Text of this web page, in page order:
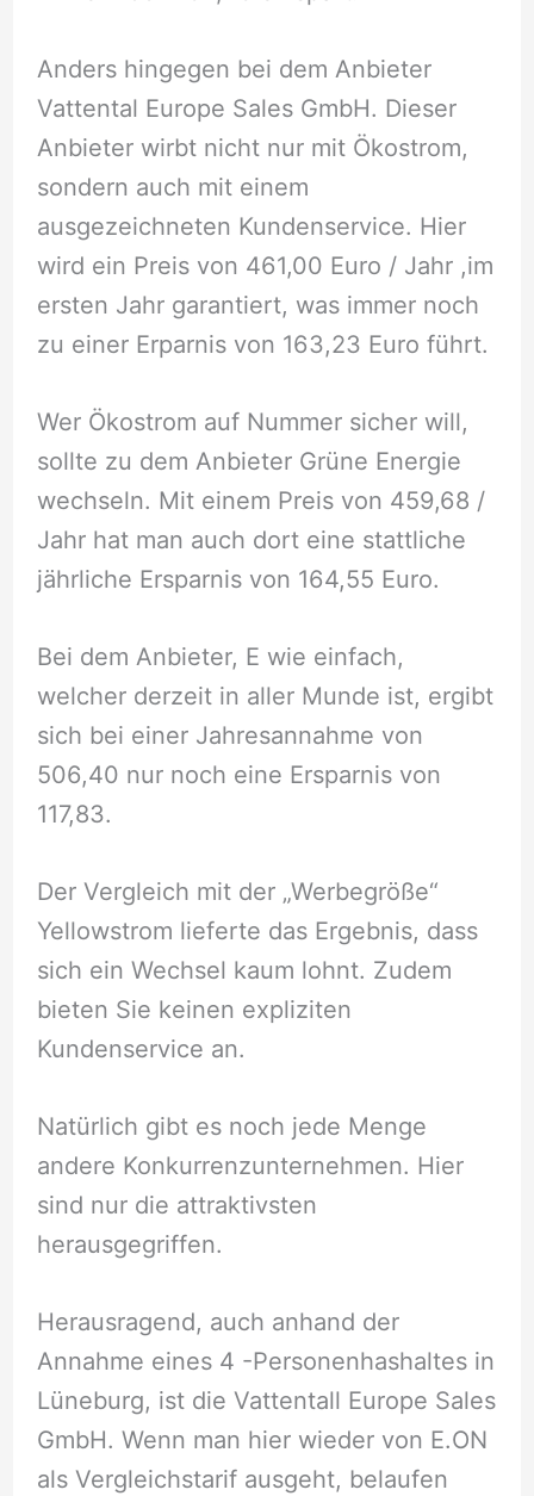
Anders hingegen bei dem Anbieter
Vattental Europe Sales GmbH. Dieser
Anbieter wirbt nicht nur mit Ökostrom,
sondern auch mit einem
ausgezeichneten Kundenservice. Hier
wird ein Preis von 461,00 Euro / Jahr ,im
ersten Jahr garantiert, was immer noch
zu einer Erparnis von 163,23 Euro führt.
Wer Ökostrom auf Nummer sicher will,
sollte zu dem Anbieter Grüne Energie
wechseln. Mit einem Preis von 459,68 /
Jahr hat man auch dort eine stattliche
jährliche Ersparnis von 164,55 Euro.
Bei dem Anbieter, E wie einfach,
welcher derzeit in aller Munde ist, ergibt
sich bei einer Jahresannahme von
506,40 nur noch eine Ersparnis von
117,83.
Der Vergleich mit der „Werbegröße“
Yellowstrom lieferte das Ergebnis, dass
sich ein Wechsel kaum lohnt. Zudem
bieten Sie keinen expliziten
Kundenservice an.
Natürlich gibt es noch jede Menge
andere Konkurrenzunternehmen. Hier
sind nur die attraktivsten
herausgegriffen.
Herausragend, auch anhand der
Annahme eines 4 -Personenhashaltes in
Lüneburg, ist die Vattentall Europe Sales
GmbH. Wenn man hier wieder von E.ON
als Vergleichstarif ausgeht, belaufen